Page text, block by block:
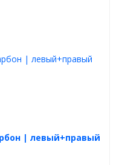
| левый+правый